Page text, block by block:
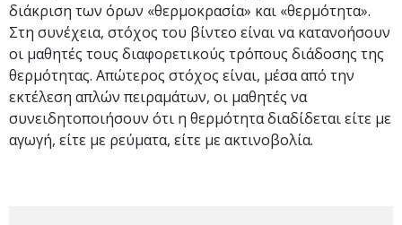
διάκριση των όρων «θερμοκρασία» και «θερμότητα».
Στη συνέχεια, στόχος του βίντεο είναι να κατανοήσουν
οι μαθητές τους διαφορετικούς τρόπους διάδοσης της
θερμότητας. Απώτερος στόχος είναι, μέσα από την
εκτέλεση απλών πειραμάτων, οι μαθητές να
συνειδητοποιήσουν ότι η θερμότητα διαδίδεται είτε με
αγωγή, είτε με ρεύματα, είτε με ακτινοβολία.